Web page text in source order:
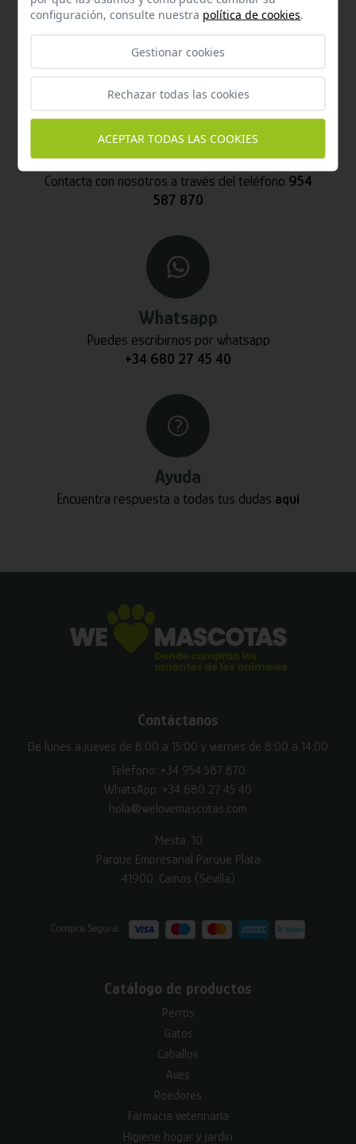
Contacta con nosotros vía email
Teléfono
Contacta con nosotros a través del teléfono 954
587 870
Whatsapp
Puedes escribirnos por whatsapp
+34 680 27 45 40
Ayuda
Encuentra respuesta a todas tus dudas aquí
Contáctanos
De lunes a jueves de 8:00 a 15:00 y viernes de 8:00 a 14:00
Teléfono: +34 954 587 870
WhatsApp: +34 680 27 45 40
hola@welovemascotas.com
Mesta, 10
Parque Empresarial Parque Plata
41900, Camas (Sevilla)
Compra Segura:
Catálogo de productos
Perros
Gatos
Caballos
Aves
Roedores
Farmacia veterinaria
Higiene hogar y jardín
configuración, consulte nuestra política de cookies.
Gestionar cookies
Rechazar todas las cookies
ACEPTAR TODAS LAS COOKIES